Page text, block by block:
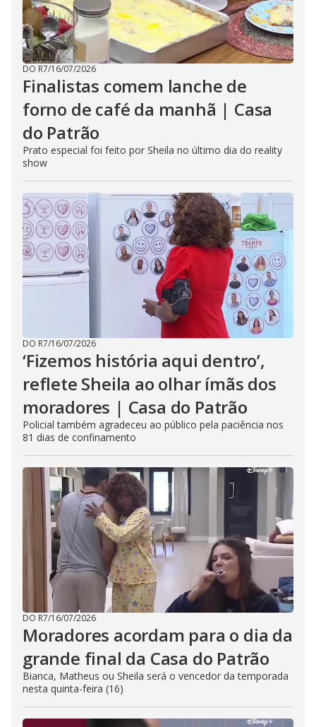
DO R7/16/07/2026
Finalistas comem lanche de
forno de café da manhã | Casa
do Patrão
Prato especial foi feito por Sheila no último dia do reality
show
DO R7/16/07/2026
‘Fizemos história aqui dentro’,
reflete Sheila ao olhar ímãs dos
moradores | Casa do Patrão
Policial também agradeceu ao público pela paciência nos
81 dias de confinamento
DO R7/16/07/2026
Moradores acordam para o dia da
grande final da Casa do Patrão
Bianca, Matheus ou Sheila será o vencedor da temporada
nesta quinta-feira (16)